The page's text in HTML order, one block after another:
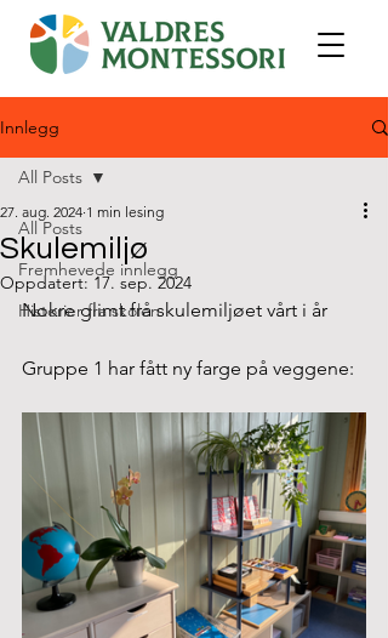
Innlegg
All Posts
Fremhevede innlegg
Historier fra skolen
All Posts
Skulemiljø
27. aug. 2024 1 min lesing
Oppdatert:17. sep. 2024
Nokre glimt frå skulemiljøet vårt i år
Gruppe 1 har fått ny farge på veggene: